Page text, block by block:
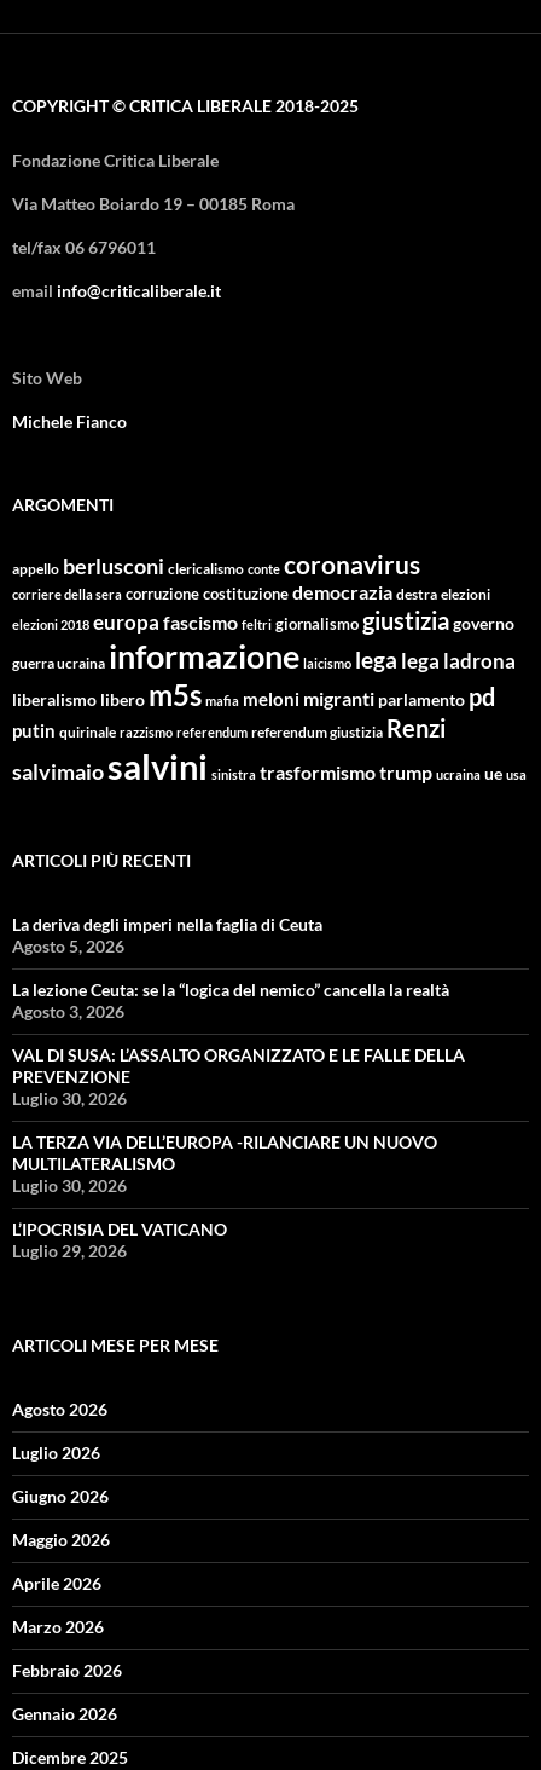
COPYRIGHT © CRITICA LIBERALE 2018-2025
Fondazione Critica Liberale
Via Matteo Boiardo 19 – 00185 Roma
tel/fax 06 6796011
email info@criticaliberale.it
Sito Web
Michele Fianco
ARGOMENTI
appello berlusconi clericalismo conte coronavirus
corriere della sera corruzionecostituzionedemocrazia destra elezioni
elezioni 2018 europa fascismo feltri giornalismogiustiziagoverno
guerra ucraina informazione laicismo lega lega ladrona
liberalismo libero m5s mafia meloni migranti parlamento pd
putin quirinale razzismo referendum referendum giustizia Renzi
salvimaiosalvini sinistra trasformismotrump ucraina ue usa
ARTICOLI PIÙ RECENTI
La deriva degli imperi nella faglia di Ceuta
Agosto 5, 2026
La lezione Ceuta: se la “logica del nemico” cancella la realtà
Agosto 3, 2026
VAL DI SUSA: L’ASSALTO ORGANIZZATO E LE FALLE DELLA
PREVENZIONE
Luglio 30, 2026
LA TERZA VIA DELL’EUROPA -RILANCIARE UN NUOVO
MULTILATERALISMO
Luglio 30, 2026
L’IPOCRISIA DEL VATICANO
Luglio 29, 2026
ARTICOLI MESE PER MESE
Agosto 2026
Luglio 2026
Giugno 2026
Maggio 2026
Aprile 2026
Marzo 2026
Febbraio 2026
Gennaio 2026
Dicembre 2025